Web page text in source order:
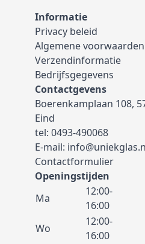
Informatie
Privacy beleid
Algemene voorwaarden
Verzendinformatie
Bedrijfsgegevens
Contactgevens
Boerenkamplaan 108,
Eind
tel: 0493-490068
E-mail:
Contactformulier
Openingstijden
Ma
12:00-
16:00
Wo
12:00-
16:00